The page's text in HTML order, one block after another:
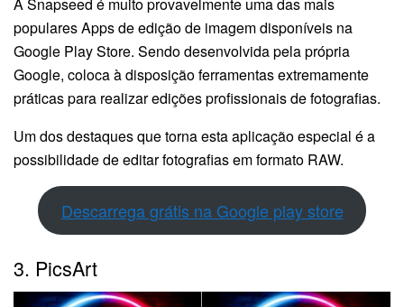
A Snapseed é muito provavelmente uma das mais
populares Apps de edição de imagem disponíveis na
Google Play Store. Sendo desenvolvida pela própria
Google, coloca à disposição ferramentas extremamente
práticas para realizar edições profissionais de fotografias.
Um dos destaques que torna esta aplicação especial é a
possibilidade de editar fotografias em formato RAW.
Descarrega grátis na Google play store
3. PicsArt